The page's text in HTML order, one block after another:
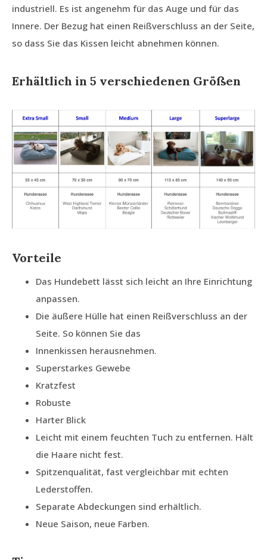
industriell. Es ist angenehm für das Auge und für das
Innere. Der Bezug hat einen Reißverschluss an der Seite,
so dass Sie das Kissen leicht abnehmen können.
Erhältlich in 5 verschiedenen Größen
Vorteile
Das Hundebett lässt sich leicht an Ihre Einrichtung
anpassen.
Die äußere Hülle hat einen Reißverschluss an der
Seite. So können Sie das
Innenkissen herausnehmen.
Superstarkes Gewebe
Kratzfest
Robuste
Harter Blick
Leicht mit einem feuchten Tuch zu entfernen. Hält
die Haare nicht fest.
Spitzenqualität, fast vergleichbar mit echten
Lederstoffen.
Separate Abdeckungen sind erhältlich.
Neue Saison, neue Farben.